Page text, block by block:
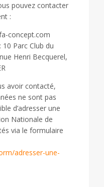
pouvez contacter
:
concept.com
10 Parc Club du
Henri Becquerel,
avoir contacté,
ne sont pas
d’adresser une
Nationale de
via le formulaire
adresser-une-